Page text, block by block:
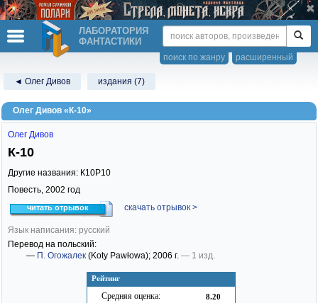
ЛАБОРАТОРИЯ
ФАНТАСТИКИ
расширенный
поиск по жанру
◄ Олег Дивов издания (7)
Олег Дивов «К-10»
Рейтинг
Средняя оценка: 8.20
Олег Дивов
К-10
Другие названия: К10Р10
Повесть, 2002 год
читать отрывок скачать отрывок >
Язык написания: русский
Перевод на польский:
— П. Огожалек (Koty Pawłowa); 2006 г. — 1 изд.